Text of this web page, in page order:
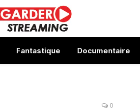
Fantastique Documentaire
0